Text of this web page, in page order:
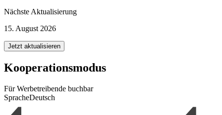
Nächste Aktualisierung
15. August 2026
Jetzt aktualisieren
Kooperationsmodus
Für Werbetreibende buchbar
SpracheDeutsch